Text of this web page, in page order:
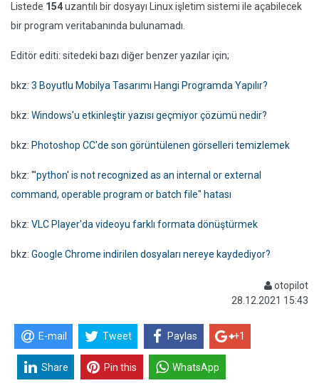
Listede 154uzantılı bir dosyayı Linux işletim sistemi ile açabilecek
bir program veritabanında bulunamadı.
Editör editi: sitedeki bazı diğer benzer yazılar için;
bkz: 3 Boyutlu Mobilya Tasarımı Hangi Programda Yapılır?
bkz: Windows'u etkinleştir yazısı geçmiyor çözümü nedir?
bkz: Photoshop CC'de son görüntülenen görselleri temizlemek
bkz: "'python' is not recognized as an internal or external
command, operable program or batch file" hatası
bkz: VLC Player'da videoyu farklı formata dönüştürmek
bkz: Google Chrome indirilen dosyaları nereye kaydediyor?
otopilot
28.12.2021 15:43
E-mail Tweet Paylas +1
Share Pin this WhatsApp